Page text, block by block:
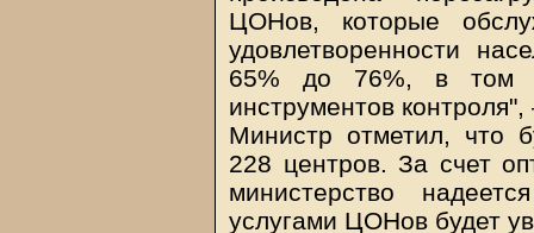
ЦОНов, которые
удовлетворенности
65% до 76%, в том
инструментов
Министр отметил, что
228 центров. За счет
министерство
услугами ЦОНов будет